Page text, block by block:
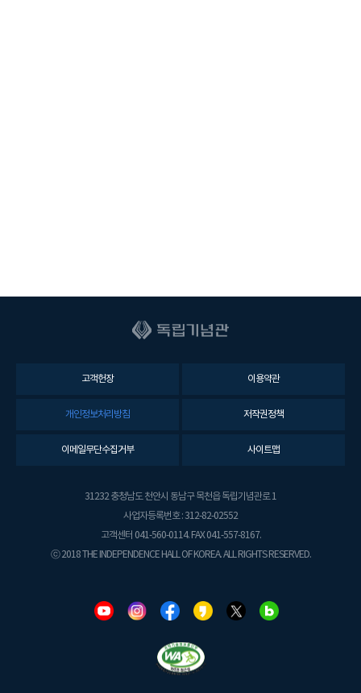
고객헌장 이용약관
개인정보처리방침 저작권정책
이메일무단수집거부 사이트맵
31232 충청남도 천안시 동남구 목천읍 독립기념관로 1
사업자등록번호 : 312-82-02552
고객센터 041-560-0114. FAX 041-557-8167.
ⓒ 2018 THE INDEPENDENCE HALL OF KOREA. ALL RIGHTS RESERVED.